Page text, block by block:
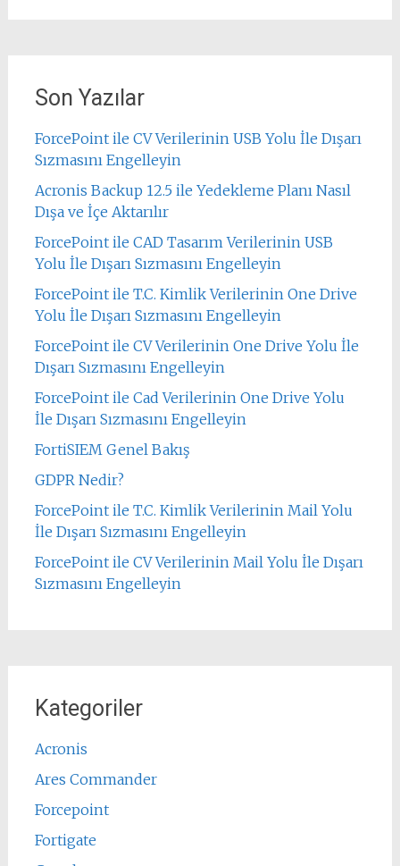
Son Yazılar
ForcePoint ile CV Verilerinin USB Yolu İle Dışarı
Sızmasını Engelleyin
Acronis Backup 12.5 ile Yedekleme Planı Nasıl
Dışa ve İçe Aktarılır
ForcePoint ile CAD Tasarım Verilerinin USB
Yolu İle Dışarı Sızmasını Engelleyin
ForcePoint ile T.C. Kimlik Verilerinin One Drive
Yolu İle Dışarı Sızmasını Engelleyin
ForcePoint ile CV Verilerinin One Drive Yolu İle
Dışarı Sızmasını Engelleyin
ForcePoint ile Cad Verilerinin One Drive Yolu
İle Dışarı Sızmasını Engelleyin
FortiSIEM Genel Bakış
GDPR Nedir?
ForcePoint ile T.C. Kimlik Verilerinin Mail Yolu
İle Dışarı Sızmasını Engelleyin
ForcePoint ile CV Verilerinin Mail Yolu İle Dışarı
Sızmasını Engelleyin
Kategoriler
Acronis
Ares Commander
Forcepoint
Fortigate